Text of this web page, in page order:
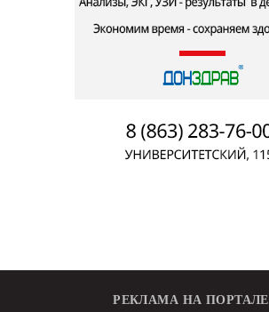
РЕКЛАМА НА ПОРТАЛЕ